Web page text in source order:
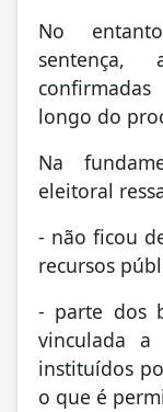
No
sentença,
longo do
Na
eleitoral
- não ficou
recursos
- parte dos
vinculada a
instituídos
o que é